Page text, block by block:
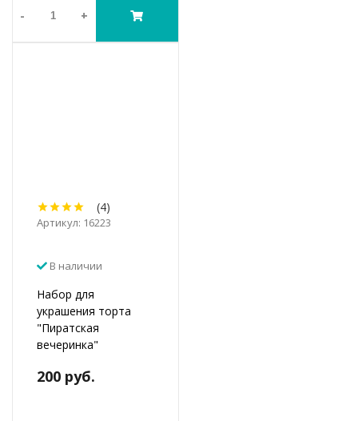
- +
(4)
Артикул: 16223
В наличии
Набор для
украшения торта
"Пиратская
вечеринка"
200 руб.